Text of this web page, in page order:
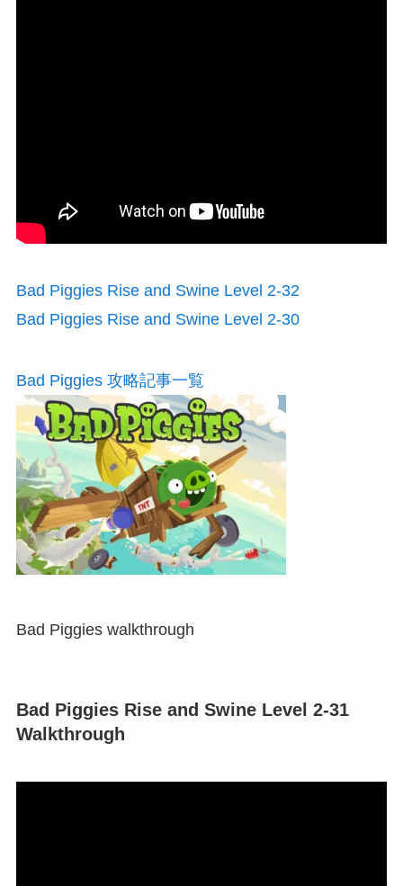
Bad Piggies Rise and Swine Level 2-32
Bad Piggies Rise and Swine Level 2-30
Bad Piggies 攻略記事一覧
Bad Piggies walkthrough
Bad Piggies Rise and Swine Level 2-31
Walkthrough